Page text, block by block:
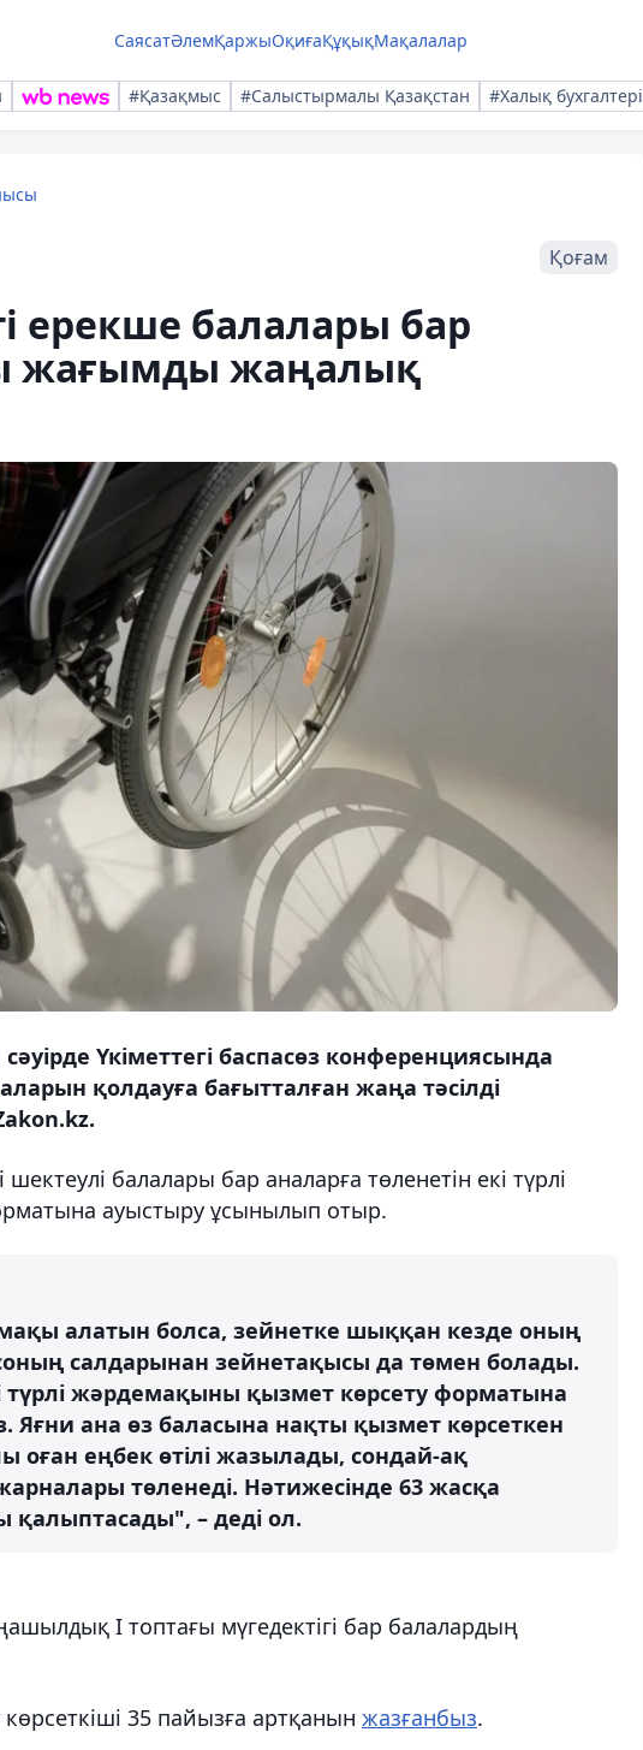
СаясатӘлемҚаржыОқиғаҚұқықМақалалар
#Қазақмыс #Салыстырмалы Қазақстан #Халық бухгалтері
Қоғам
ерекше балалары бар
жағымды жаңалық
Үкіметтегі баспасөз конференциясында
қолдауға бағытталған жаңа тәсілді
балалары бар аналарға төленетін екі түрлі
ауыстыру ұсынылып отыр.
алатын болса, зейнетке шыққан кезде оның
салдарынан зейнетақысы да төмен болады.
түрлі жәрдемақыны қызмет көрсету форматына
ана өз баласына нақты қызмет көрсеткен
оған еңбек өтілі жазылады, сондай-ақ
төленеді. Нәтижесінде 63 жасқа
– деді ол.
I топтағы мүгедектігі бар балалардың
көрсеткіші 35 пайызға артқанын жазғанбыз.